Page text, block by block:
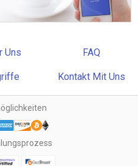
Uns FAQ
Kontakt Mit Uns